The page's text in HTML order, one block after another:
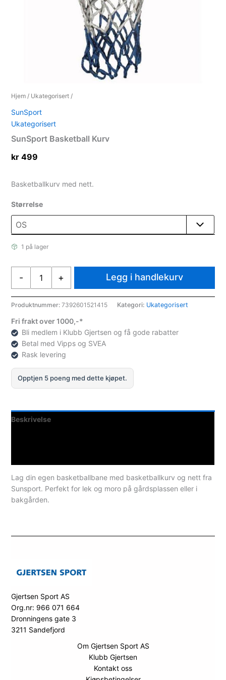
Hjem / Ukategorisert /
SunSport
Ukategorisert
SunSport Basketball Kurv
kr 499
Basketballkurv med nett.
Størrelse
1 på lager
-
Basketball
antall
+ Legg i handlekurv
Produktnummer:7392601521415 Kategori: Ukategorisert
Fri frakt over 1000,-*
Bli medlem i Klubb Gjertsen og få gode rabatter
Betal med Vipps og SVEA
Rask levering
Opptjen 5 poeng med dette kjøpet.
Beskrivelse
Lag din egen basketballbane med basketballkurv og nett fra
Sunsport. Perfekt for lek og moro på gårdsplassen eller i
bakgården.
Gjertsen Sport AS
Org.nr: 966 071 664
Dronningens gate 3
3211 Sandefjord
Om Gjertsen Sport AS
Klubb Gjertsen
Kontakt oss